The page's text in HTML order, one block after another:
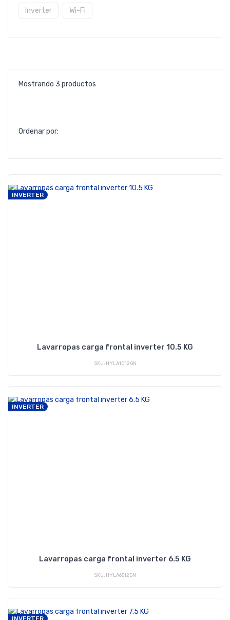
Inverter Wi-Fi
Mostrando 3 productos
Ordenar por:
SKU: HYLA1012GN
Lavarropas carga frontal inverter 10.5 KG
INVERTER
SKU: HYLA6512GN
Lavarropas carga frontal inverter 6.5 KG
INVERTER